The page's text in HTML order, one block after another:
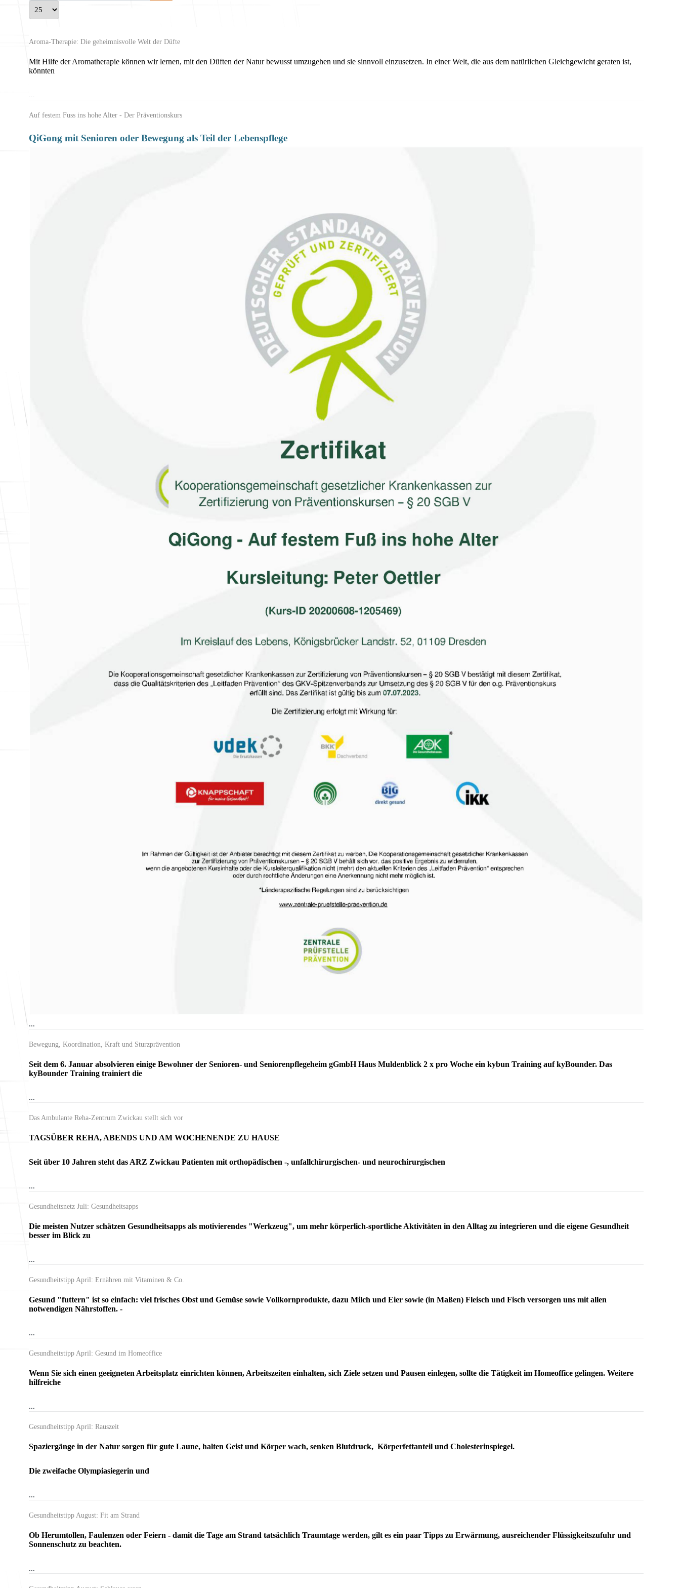
Aroma-Therapie: Die geheimnisvolle Welt der Düfte
Mit Hilfe der Aromatherapie können wir lernen, mit den Düften der Natur bewusst umzugehen und sie sinnvoll einzusetzen. In einer Welt, die aus dem natürlichen Gleichgewicht geraten ist,
könnten
...
Auf festem Fuss ins hohe Alter - Der Präventionskurs
QiGong mit Senioren oder Bewegung als Teil der Lebenspflege
...
Bewegung, Koordination, Kraft und Sturzprävention
Seit dem 6. Januar absolvieren einige Bewohner der Senioren- und Seniorenpflegeheim gGmbH Haus Muldenblick 2 x pro Woche ein kybun Training auf kyBounder. Das
kyBounder Training trainiert die
...
Das Ambulante Reha-Zentrum Zwickau stellt sich vor
TAGSÜBER REHA, ABENDS UND AM WOCHENENDE ZU HAUSE
Seit über 10 Jahren steht das ARZ Zwickau Patienten mit orthopädischen -, unfallchirurgischen- und neurochirurgischen
...
Gesundheitsnetz Juli: Gesundheitsapps
Die meisten Nutzer schätzen Gesundheitsapps als motivierendes "Werkzeug", um mehr körperlich-sportliche Aktivitäten in den Alltag zu integrieren und die eigene Gesundheit
besser im Blick zu
...
Gesundheitstipp April: Ernähren mit Vitaminen & Co.
Gesund "futtern" ist so einfach: viel frisches Obst und Gemüse sowie Vollkornprodukte, dazu Milch und Eier sowie (in Maßen) Fleisch und Fisch versorgen uns mit allen
notwendigen Nährstoffen. -
...
Gesundheitstipp April: Gesund im Homeoffice
Wenn Sie sich einen geeigneten Arbeitsplatz einrichten können, Arbeitszeiten einhalten, sich Ziele setzen und Pausen einlegen, sollte die Tätigkeit im Homeoffice gelingen. Weitere
hilfreiche
...
Gesundheitstipp April: Rauszeit
Spaziergänge in der Natur sorgen für gute Laune, halten Geist und Körper wach, senken Blutdruck, Körperfettanteil und Cholesterinspiegel.
Die zweifache Olympiasiegerin und
...
Gesundheitstipp August: Fit am Strand
Ob Herumtollen, Faulenzen oder Feiern - damit die Tage am Strand tatsächlich Traumtage werden, gilt es ein paar Tipps zu Erwärmung, ausreichender Flüssigkeitszufuhr und
Sonnenschutz zu beachten.
...